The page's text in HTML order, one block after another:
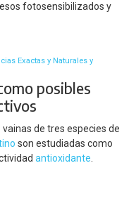
fotosensibilizados y
Exactas y Naturales y
posibles
de tres especies de
son estudiadas como
antioxidante